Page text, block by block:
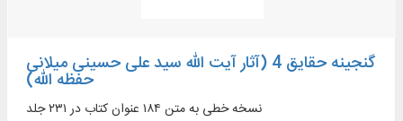
گنجینه حقایق 4 (آثار آیت الله سید علی حسینی میلانی
حفظه الله)
نسخه خطی به متن ۱۸۴ عنوان کتاب در ۲۳۱ جلد